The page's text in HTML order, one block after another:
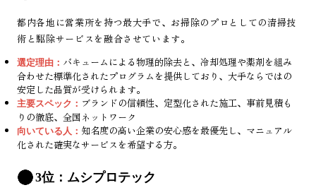
都内各地に営業所を持つ最大手で、お掃除のプロとしての清掃技
術と駆除サービスを融合させています。
選定理由： バキュームによる物理的除去と、冷却処理や薬剤を組み
合わせた標準化されたプログラムを提供しており、大手ならではの
安定した品質が受けられます。
主要スペック： ブランドの信頼性、定型化された施工、事前見積も
りの徹底、全国ネットワーク
向いている人： 知名度の高い企業の安心感を最優先し、マニュアル
化された確実なサービスを希望する方。
3位：ムシプロテック